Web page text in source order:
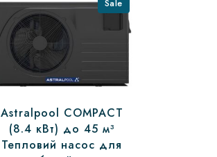
Sale
Astralpool COMPACT
(8.4 кВт) до 45 м³
Тепловий насос для